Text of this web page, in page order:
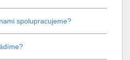
spolupracujeme?